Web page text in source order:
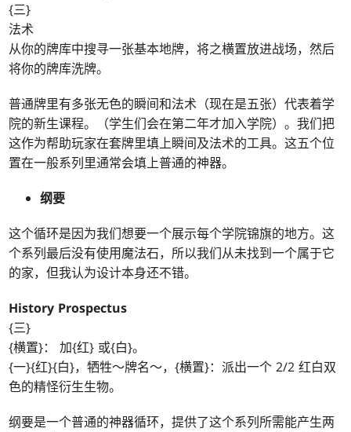
{三}
法术
从你的牌库中搜寻一张基本地牌，将之横置放进战场，然后
将你的牌库洗牌。
普通牌里有多张无色的瞬间和法术（现在是五张）代表着学
院的新生课程。（学生们会在第二年才加入学院）。我们把
这作为帮助玩家在套牌里填上瞬间及法术的工具。这五个位
置在一般系列里通常会填上普通的神器。
纲要
这个循环是因为我们想要一个展示每个学院锦旗的地方。这
个系列最后没有使用魔法石，所以我们从未找到一个属于它
的家，但我认为设计本身还不错。
History Prospectus
{三}
{横置}： 加{红} 或{白}。
{一}{红}{白}，牺牲～牌名～，{横置}：派出一个 2/2 红白双
色的精怪衍生生物。
纲要是一个普通的神器循环，提供了这个系列所需能产生两